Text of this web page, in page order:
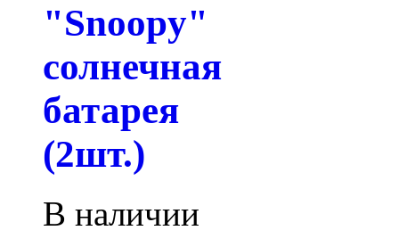
"Snoopy"
солнечная
батарея
(2шт.)
В наличии